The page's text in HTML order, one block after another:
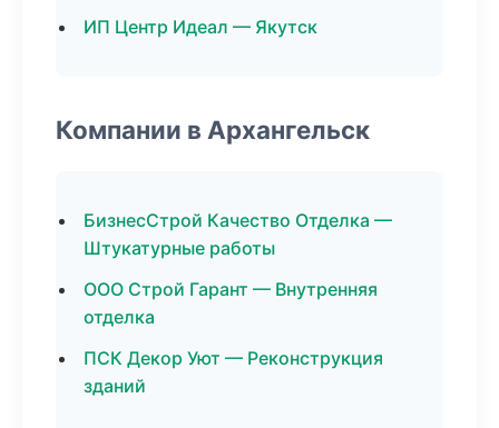
ИП Центр Идеал — Якутск
Компании в Архангельск
БизнесСтрой Качество Отделка —
Штукатурные работы
ООО Строй Гарант — Внутренняя
отделка
ПСК Декор Уют — Реконструкция
зданий